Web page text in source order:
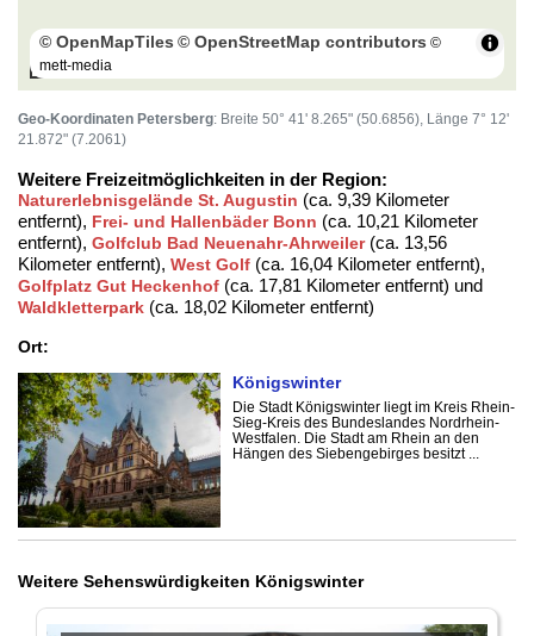
100 m
© OpenMapTiles © OpenStreetMap contributors ©
mett-media
Geo-Koordinaten Petersberg: Breite 50° 41' 8.265" (50.6856), Länge 7° 12'
21.872" (7.2061)
Weitere Freizeitmöglichkeiten in der Region:
Naturerlebnisgelände St. Augustin (ca. 9,39 Kilometer
entfernt), Frei- und Hallenbäder Bonn (ca. 10,21 Kilometer
entfernt), Golfclub Bad Neuenahr-Ahrweiler(ca. 13,56
Kilometer entfernt), West Golf (ca. 16,04 Kilometer entfernt),
Golfplatz Gut Heckenhof (ca. 17,81 Kilometer entfernt) und
Waldkletterpark (ca. 18,02 Kilometer entfernt)
Ort:
Königswinter
Die Stadt Königswinter liegt im Kreis Rhein-
Sieg-Kreis des Bundeslandes Nordrhein-
Westfalen. Die Stadt am Rhein an den
Hängen des Siebengebirges besitzt ...
Weitere Sehenswürdigkeiten Königswinter